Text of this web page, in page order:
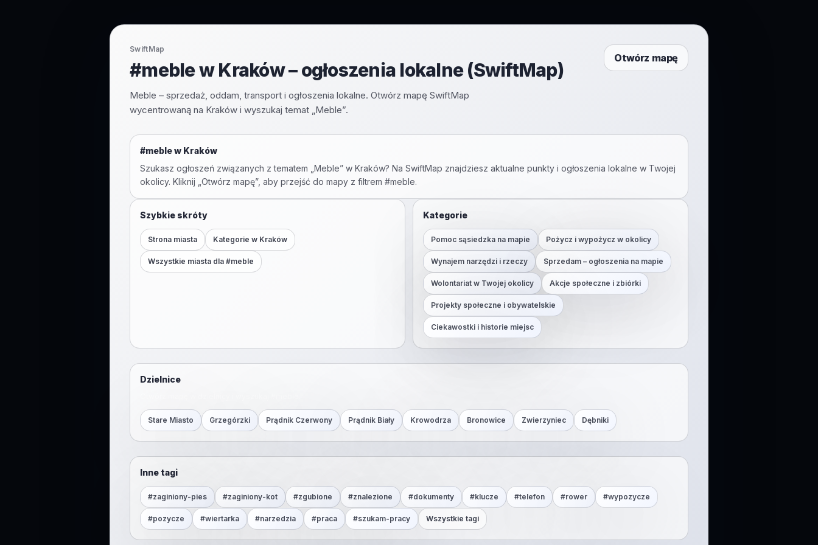
SwiftMap
#meble w Kraków – ogłoszenia lokalne (SwiftMap)
Meble – sprzedaż, oddam, transport i ogłoszenia lokalne. Otwórz mapę SwiftMap
wycentrowaną na Kraków i wyszukaj temat „Meble”.
Otwórz mapę
#meblew Kraków
Szukasz ogłoszeń związanych z tematem „ Meble” w Kraków? Na SwiftMap znajdziesz aktualne punkty i ogłoszenia lokalne w Twojej
okolicy. Kliknij „Otwórz mapę”, aby przejść do mapy z filtrem #meble.
Szybkie skróty
Strona miasta Kategorie w Kraków
Wszystkie miasta dla #meble
Kategorie
Pomoc sąsiedzka na mapie Pożycz i wypożycz w okolicy
Wynajem narzędzi i rzeczy Sprzedam – ogłoszenia na mapie
Wolontariat w Twojej okolicy Akcje społeczne i zbiórki
Projekty społeczne i obywatelskie
Ciekawostki i historie miejsc
Dzielnice
Stare Miasto Grzegórzki Prądnik Czerwony Prądnik Biały Krowodrza Bronowice Zwierzyniec Dębniki
Inne tagi
#zaginiony-pies #zaginiony-kot #zgubione #znalezione #dokumenty #klucze #telefon #rower #wypozycze
#pozycze #wiertarka #narzedzia #praca #szukam-pracy Wszystkie tagi